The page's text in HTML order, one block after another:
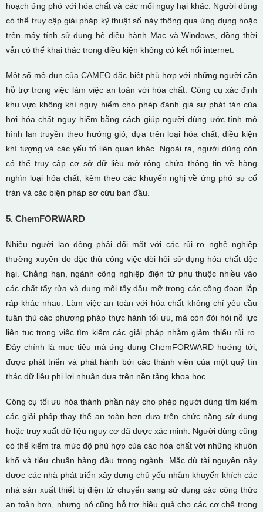
hoạch ứng phó với hóa chất và các mối nguy hại khác. Người dùng
có thể truy cập giải pháp kỹ thuật số này thông qua ứng dụng hoặc
trên máy tính sử dụng hệ điều hành Mac và Windows, đồng thời
vẫn có thể khai thác trong điều kiện không có kết nối internet.
Một số mô-đun của CAMEO đặc biệt phù hợp với những người cần
hỗ trợ trong việc làm việc an toàn với hóa chất. Công cụ xác định
khu vực không khí nguy hiểm cho phép đánh giá sự phát tán của
hơi hóa chất nguy hiểm bằng cách giúp người dùng ước tính mô
hình lan truyền theo hướng gió, dựa trên loại hóa chất, điều kiện
khí tượng và các yếu tố liên quan khác. Ngoài ra, người dùng còn
có thể truy cập cơ sở dữ liệu mở rộng chứa thông tin về hàng
nghìn loại hóa chất, kèm theo các khuyến nghị về ứng phó sự cố
tràn và các biện pháp sơ cứu ban đầu.
5. ChemFORWARD
Nhiều người lao động phải đối mặt với các rủi ro nghề nghiệp
thường xuyên do đặc thù công việc đòi hỏi sử dụng hóa chất độc
hại. Chẳng hạn, ngành công nghiệp điện tử phụ thuộc nhiều vào
các chất tẩy rửa và dung môi tẩy dầu mỡ trong các công đoạn lắp
ráp khác nhau. Làm việc an toàn với hóa chất không chỉ yêu cầu
tuân thủ các phương pháp thực hành tối ưu, mà còn đòi hỏi nỗ lực
liên tục trong việc tìm kiếm các giải pháp nhằm giảm thiểu rủi ro.
Đây chính là mục tiêu mà ứng dụng ChemFORWARD hướng tới,
được phát triển và phát hành bởi các thành viên của một quỹ tín
thác dữ liệu phi lợi nhuận dựa trên nền tảng khoa học.
Công cụ tối ưu hóa thành phần này cho phép người dùng tìm kiếm
các giải pháp thay thế an toàn hơn dựa trên chức năng sử dụng
hoặc truy xuất dữ liệu nguy cơ đã được xác minh. Người dùng cũng
có thể kiểm tra mức độ phù hợp của các hóa chất với những khuôn
khổ và tiêu chuẩn hàng đầu trong ngành. Mặc dù tài nguyên này
được các nhà phát triển xây dựng chủ yếu nhằm khuyến khích các
nhà sản xuất thiết bị điện tử chuyển sang sử dụng các công thức
an toàn hơn, nhưng nó cũng hỗ trợ hiệu quả cho các cơ chế trong